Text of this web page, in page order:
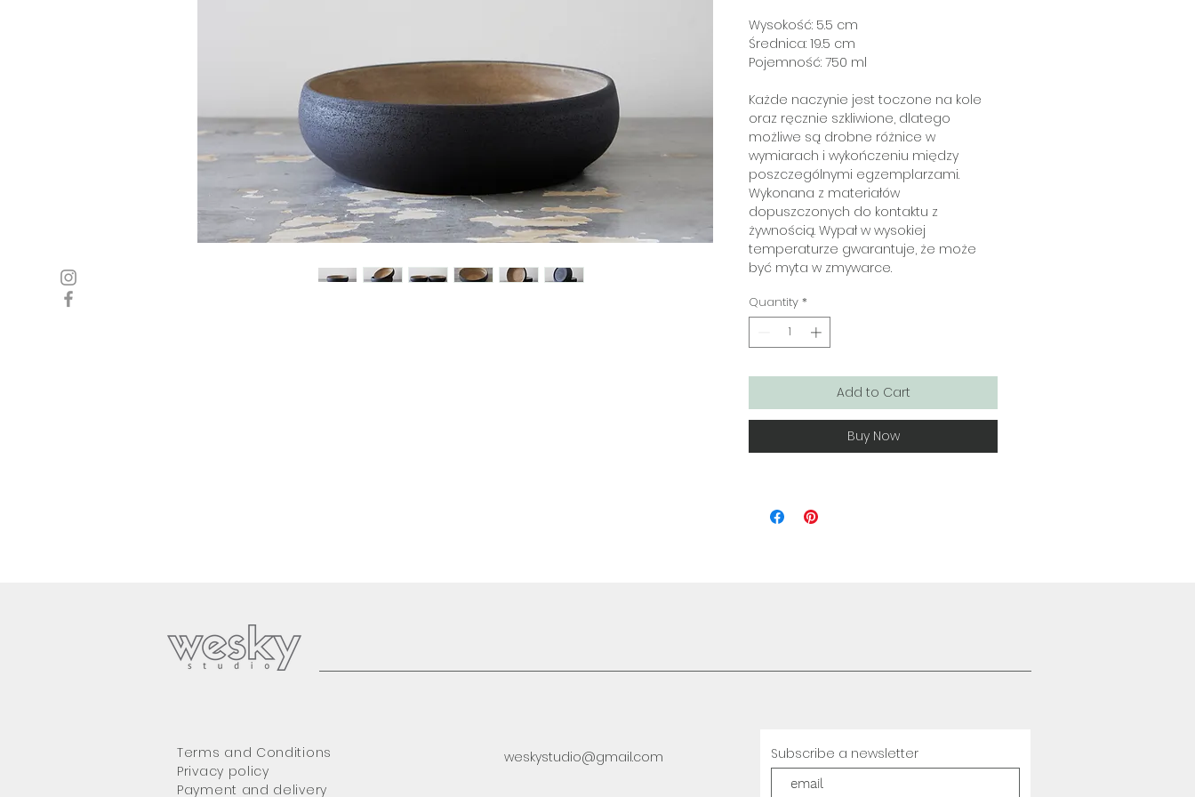
Wysokość: 5.5 cm
Średnica: 19.5 cm
Pojemność: 750 ml
Każde naczynie jest toczone na kole
oraz ręcznie szkliwione, dlatego
możliwe są drobne różnice w
wymiarach i wykończeniu między
poszczególnymi egzemplarzami.
Wykonana z materiałów
dopuszczonych do kontaktu z
żywnością. Wypał w wysokiej
temperaturze gwarantuje, że może
być myta w zmywarce.
Quantity *
Add to Cart
Buy Now
Terms and Conditions
Privacy policy
Payment and delivery
weskystudio@gmail.com Subscribe a newsletter